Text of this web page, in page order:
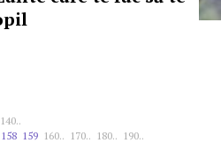
140..
158 159 160.. 170.. 180.. 190..